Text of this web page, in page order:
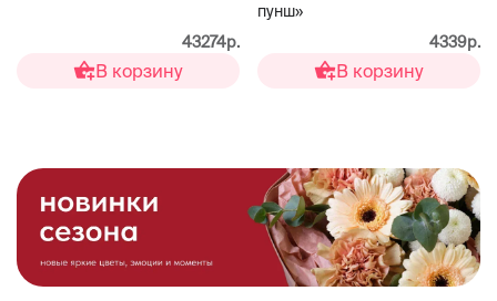
43274р.
В корзину
пунш»
4339р.
В корзину